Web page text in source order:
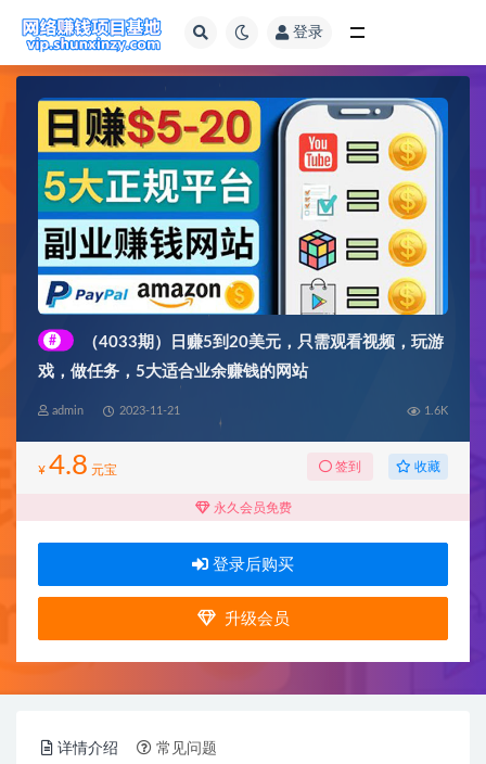
登录
#
（4033期）日赚5到20美元，只需观看视频，玩游
戏，做任务，5大适合业余赚钱的网站
admin 2023-11-21 1.6K
¥ 4.8 元宝 签到 收藏
永久会员免费
登录后购买
升级会员
详情介绍 常见问题